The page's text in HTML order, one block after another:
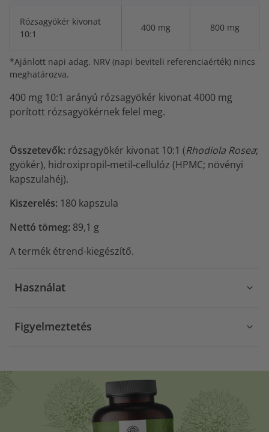
Rózsagyökér kivonat
10:1
400 mg 800 mg
*Ajánlott napi adag. NRV (napi beviteli referenciaérték) nincs
meghatározva.
400 mg 10:1 arányú rózsagyökér kivonat 4000 mg
porított rózsagyökérnek felel meg.
Összetevők: rózsagyökér kivonat 10:1 (Rhodiola Rosea;
gyökér), hidroxipropil-metil-cellulóz (HPMC; növényi
kapszulahéj).
Kiszerelés: 180 kapszula
Nettó tömeg: 89,1 g
A termék étrend-kiegészítő.
Használat
Figyelmeztetés